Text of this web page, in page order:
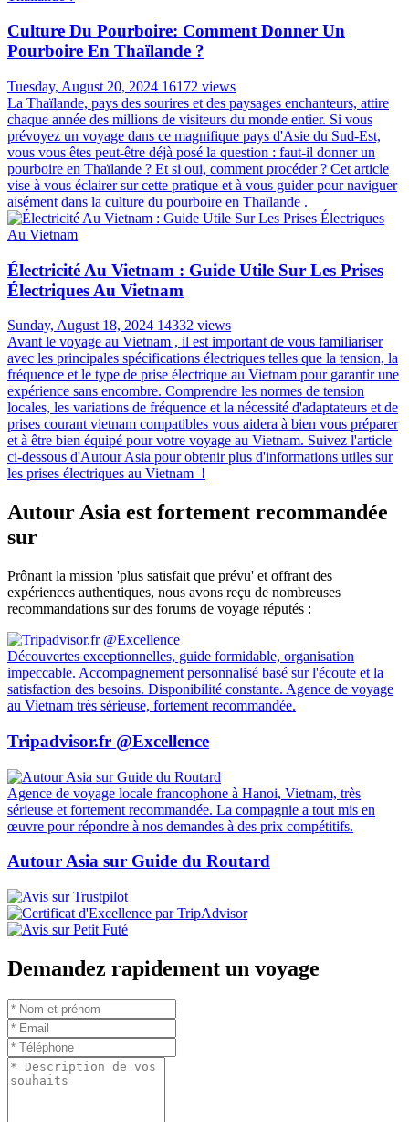
Culture Du Pourboire: Comment Donner Un
Pourboire En Thaïlande ?
Tuesday, August 20, 2024 16172 views
La Thaïlande, pays des sourires et des paysages enchanteurs, attire
chaque année des millions de visiteurs du monde entier. Si vous
prévoyez un voyage dans ce magnifique pays d'Asie du Sud-Est,
vous vous êtes peut-être déjà posé la question : faut-il donner un
pourboire en Thaïlande ? Et si oui, comment procéder ? Cet article
vise à vous éclairer sur cette pratique et à vous guider pour naviguer
aisément dans la culture du pourboire en Thaïlande .
Électricité Au Vietnam : Guide Utile Sur Les Prises
Électriques Au Vietnam
Sunday, August 18, 2024 14332 views
Avant le voyage au Vietnam , il est important de vous familiariser
avec les principales spécifications électriques telles que la tension, la
fréquence et le type de prise électrique au Vietnam pour garantir une
expérience sans encombre. Comprendre les normes de tension
locales, les variations de fréquence et la nécessité d'adaptateurs et de
prises courant vietnam compatibles vous aidera à bien vous préparer
et à être bien équipé pour votre voyage au Vietnam. Suivez l'article
ci-dessous d'Autour Asia pour obtenir plus d'informations utiles sur
les prises électriques au Vietnam !
Autour Asia est fortement recommandée
sur
Prônant la mission 'plus satisfait que prévu' et offrant des
expériences authentiques, nous avons reçu de nombreuses
recommandations sur des forums de voyage réputés :
Découvertes exceptionnelles, guide formidable, organisation
impeccable. Accompagnement personnalisé basé sur l'écoute et la
satisfaction des besoins. Disponibilité constante. Agence de voyage
au Vietnam très sérieuse, fortement recommandée.
Tripadvisor.fr @Excellence
Agence de voyage locale francophone à Hanoi, Vietnam, très
sérieuse et fortement recommandée. La compagnie a tout mis en
œuvre pour répondre à nos demandes à des prix compétitifs.
Autour Asia sur Guide du Routard
Demandez rapidement un voyage